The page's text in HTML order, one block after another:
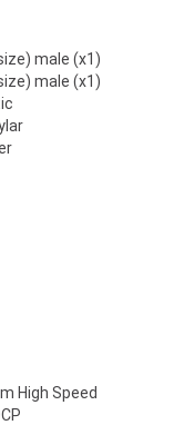
male (x1)
male (x1)
High Speed